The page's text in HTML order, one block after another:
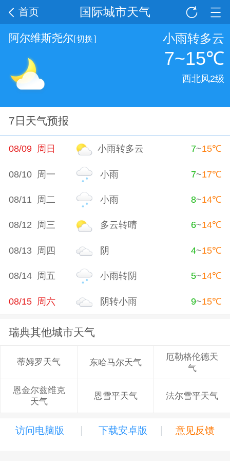
国际城市天气
首页
阿尔维斯尧尔[切换] 小雨转多云
7~15℃
西北风2级
7日天气预报
08/09 周日 小雨转多云 7~15℃
08/10 周一 小雨 7~17℃
08/11 周二 小雨 8~14℃
08/12 周三 多云转晴 6~14℃
08/13 周四 阴 4~15℃
08/14 周五 小雨转阴 5~14℃
08/15 周六 阴转小雨 9~15℃
瑞典其他城市天气
蒂姆罗天气 东哈马尔天气
厄勒格伦德天
气
恩金尔兹维克
天气
恩雪平天气 法尔雪平天气
访问电脑版 | 下载安卓版 | 意见反馈